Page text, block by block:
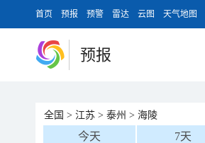
首页 预报 预警 雷达 云图 天气地图
预报
全国 > 江苏 > 泰州 > 海陵
今天 7天